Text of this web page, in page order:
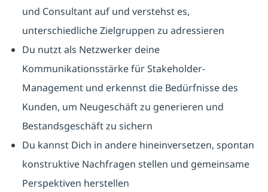
und Consultant auf und verstehst es,
unterschiedliche Zielgruppen zu adressieren
Du nutzt als Netzwerker deine
Kommunikationsstärke für Stakeholder-
Management und erkennst die Bedürfnisse des
Kunden, um Neugeschäft zu generieren und
Bestandsgeschäft zu sichern
Du kannst Dich in andere hineinversetzen, spontan
konstruktive Nachfragen stellen und gemeinsame
Perspektiven herstellen